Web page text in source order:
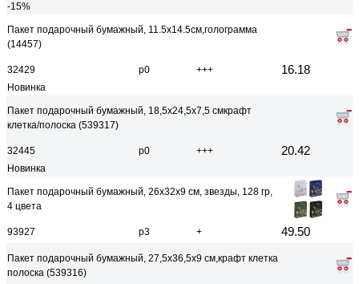
-15%
Пакет подарочный бумажный, 11.5x14.5см,голограмма
(14457)
32429 р0 +++ 16.18
Новинка
Пакет подарочный бумажный, 18,5x24,5x7,5 смкрафт
клетка/полоска (539317)
32445 р0 +++ 20.42
Новинка
Пакет подарочный бумажный, 26x32x9 см, звезды, 128 гр,
4 цвета
93927 р3 + 49.50
Пакет подарочный бумажный, 27,5x36,5x9 см,крафт клетка
полоска (539316)